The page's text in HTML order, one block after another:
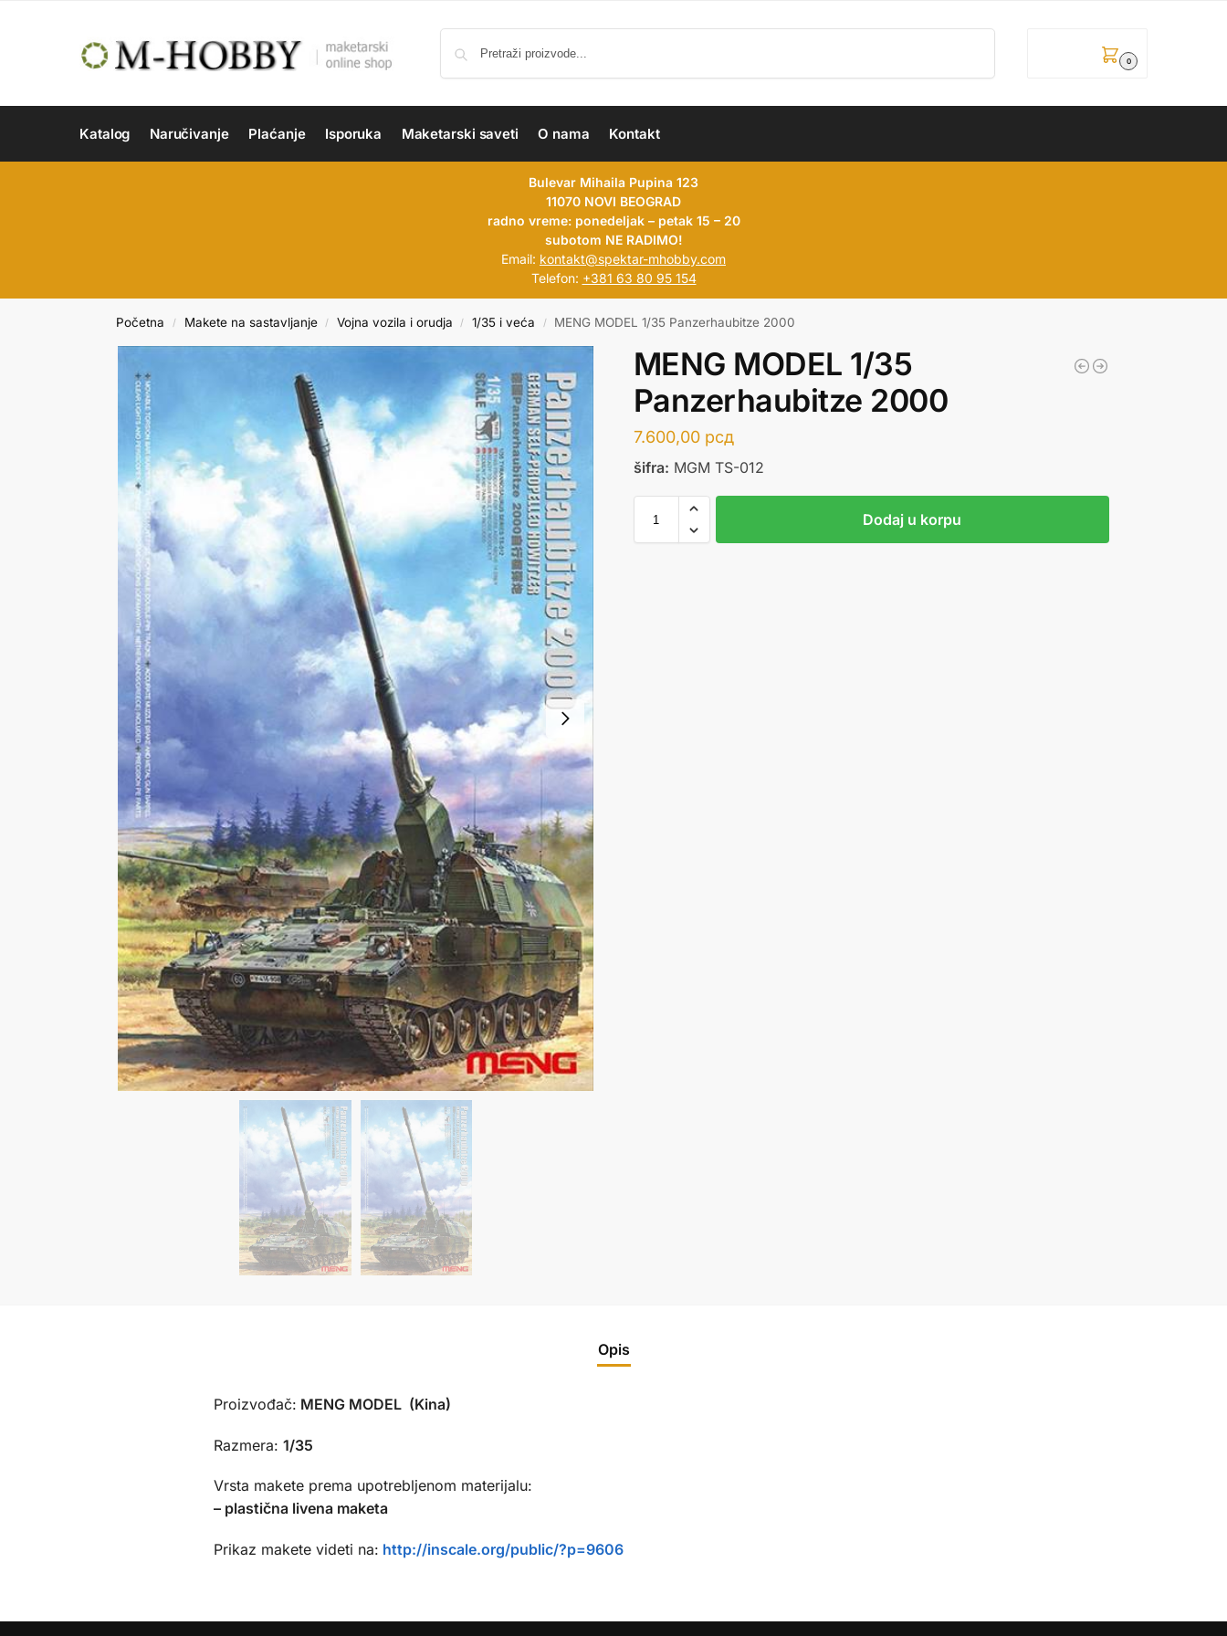
0
Katalog Naručivanje Plaćanje Isporuka Maketarski saveti O nama Kontakt
Bulevar Mihaila Pupina 123
11070 NOVI BEOGRAD
radno vreme: ponedeljak – petak 15 – 20
subotom NE RADIMO!
Email: kontakt@spektar-mhobby.com
Telefon: +381 63 80 95 154
Početna / Makete na sastavljanje / Vojna vozila i orudja / 1/35 i veća / MENG MODEL 1/35 Panzerhaubitze 2000
MENG MODEL 1/35
Panzerhaubitze 2000
7.600,00 рсд
šifra: MGM TS-012
Dodaj u korpu
Opis
Proizvođač: MENG MODEL (Kina)
Razmera: 1/35
Vrsta makete prema upotrebljenom materijalu:
– plastična livena maketa
Prikaz makete videti na: http://inscale.org/public/?p=9606